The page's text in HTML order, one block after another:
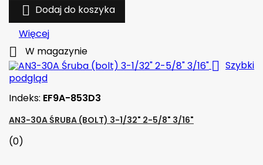
 Dodaj do koszyka
Więcej
 W magazynie
 Szybki
podgląd
Indeks: EF9A-853D3
AN3-30A ŚRUBA (BOLT) 3-1/32" 2-5/8" 3/16"
(0)